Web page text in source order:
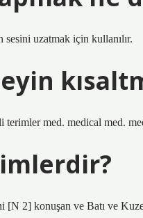
uzatmak için kullanılır.
med. medical med.
2] konuşan ve Batı ve